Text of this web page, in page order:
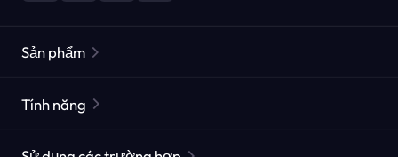
Sản phẩm
Tính năng